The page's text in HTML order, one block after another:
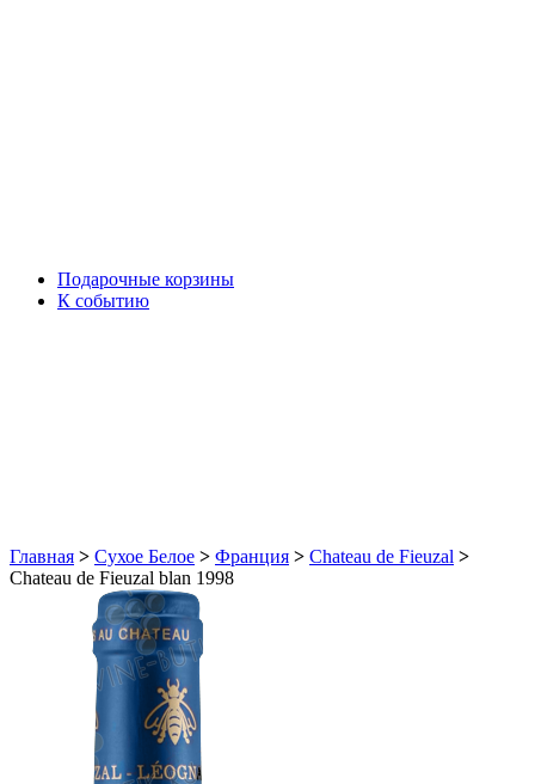
Подарочные корзины
К событию
Главная > Сухое Белое > Франция > Chateau de Fieuzal >
Chateau de Fieuzal blan 1998